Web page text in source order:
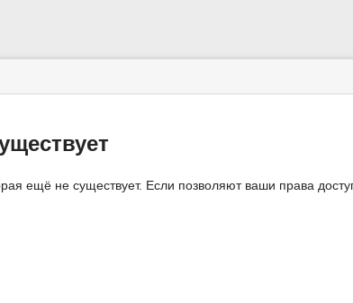
ещё не существует. Если позволяют ваши права